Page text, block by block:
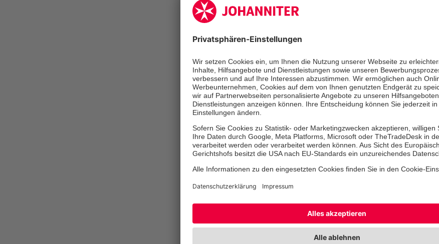
dem Schulhof der Wallschule in
Kinderhort Grüner Baum am
dem Ortsverband Emden der
Sommerfest eingeladen. Mehr
gekommen, geboten wurde eine
Kinder gab es Kinderschminken,
Hüpfburg zum Herumtoben,
mehr. Für die Erwachsenen
Helferschaft den
auch nach der Hochwasser-
pfälzischen Ahrweiler im Einsatz
Kaffee, selbstgebackenen
Leckereien. „Wir haben den Tag
renovierten und neu gestalteten
berichtet Einrichtungsleiterin
Hort Grüner Baum am Wall.
auch: am Ende kamen 271,98
Hort jetzt der Emder Tafel spendet.
Der Ortsverband nutzte das